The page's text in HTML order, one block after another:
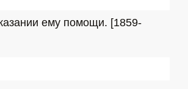
ему помощи. [1859-